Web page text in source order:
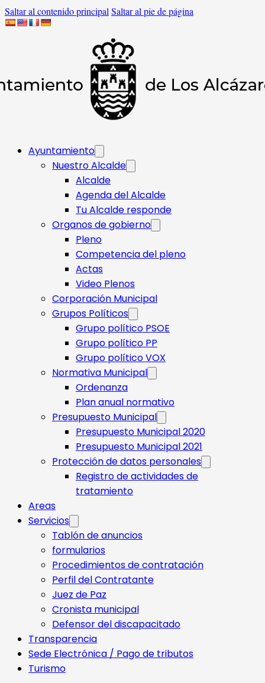
Saltar al contenido principal Saltar al pie de página
Ayuntamiento
Nuestro Alcalde
Alcalde
Agenda del Alcalde
Tu Alcalde responde​
Organos de gobierno
Pleno
Competencia del pleno
Actas
Video Plenos
Corporación Municipal
Grupos Políticos
Grupo político PSOE
Grupo político PP
Grupo político VOX
Normativa Municipal
Ordenanza
Plan anual normativo
Presupuesto Municipal
Presupuesto Municipal 2020
Presupuesto Municipal 2021
Protección de datos personales
Registro de actividades de
tratamiento
Areas
Servicios
Tablón de anuncios
formularios
Procedimientos de contratación
Perfil del Contratante
Juez de Paz
Cronista municipal
Defensor del discapacitado
Transparencia
Sede Electrónica / Pago de tributos
Turismo